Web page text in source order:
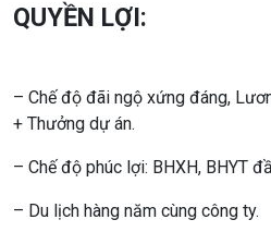
QUYỀN LỢI:
– Chế độ đãi ngộ xứng đáng,
+ Thưởng dự án.
– Chế độ phúc lợi: BHXH, BHYT
– Du lịch hàng năm cùng công ty.